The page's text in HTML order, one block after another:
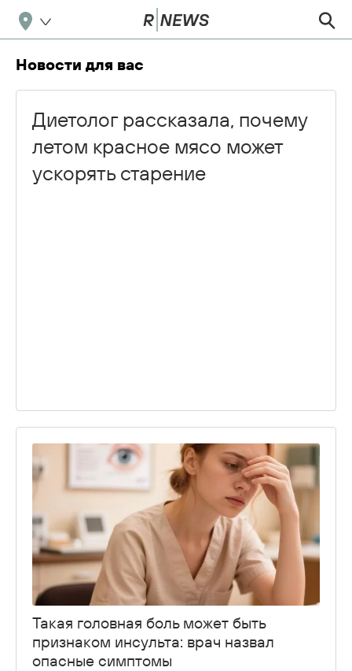
Новости для вас
Диетолог рассказала, почему
летом красное мясо может
ускорять старение
Такая головная боль может быть
признаком инсульта: врач назвал
опасные симптомы